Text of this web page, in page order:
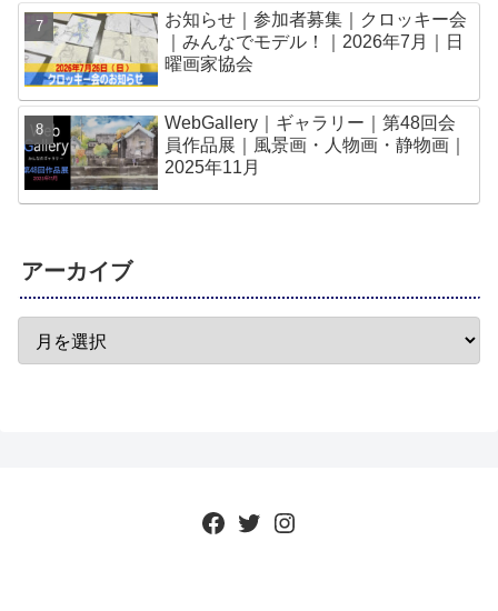
お知らせ｜参加者募集｜クロッキー会
｜みんなでモデル！｜2026年7月｜日
曜画家協会
WebGallery｜ギャラリー｜第48回会
員作品展｜風景画・人物画・静物画｜
2025年11月
アーカイブ
Facebook
Twitter